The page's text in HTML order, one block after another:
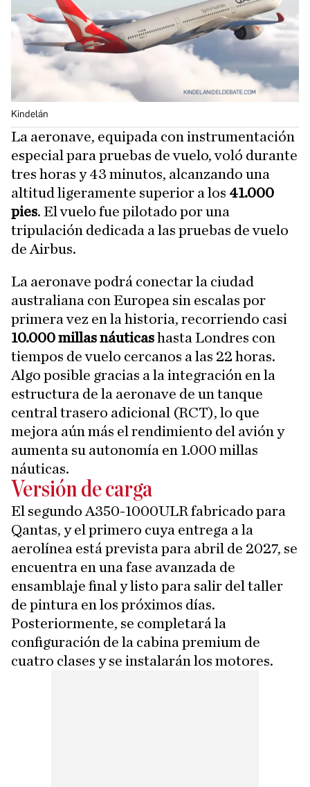
Kindelán
La aeronave, equipada con instrumentación
especial para pruebas de vuelo, voló durante
tres horas y 43 minutos, alcanzando una
altitud ligeramente superior a los 41.000
pies. El vuelo fue pilotado por una
tripulación dedicada a las pruebas de vuelo
de Airbus.
La aeronave podrá conectar la ciudad
australiana con Europea sin escalas por
primera vez en la historia, recorriendo casi
10.000 millas náuticashasta Londres con
tiempos de vuelo cercanos a las 22 horas.
Algo posible gracias a la integración en la
estructura de la aeronave de un tanque
central trasero adicional (RCT), lo que
mejora aún más el rendimiento del avión y
aumenta su autonomía en 1.000 millas
náuticas.
Versión de carga
El segundo A350-1000ULR fabricado para
Qantas, y el primero cuya entrega a la
aerolínea está prevista para abril de 2027, se
encuentra en una fase avanzada de
ensamblaje final y listo para salir del taller
de pintura en los próximos días.
Posteriormente, se completará la
configuración de la cabina premium de
cuatro clases y se instalarán los motores.